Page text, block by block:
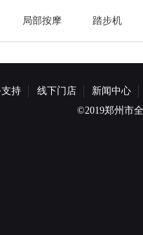
局部按摩 踏步机
持 线下门店
新闻中心
©2019郑州市